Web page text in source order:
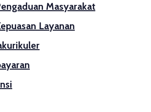
Masyarakat
Layanan